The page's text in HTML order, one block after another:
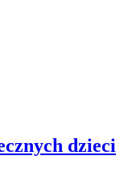
dzieci